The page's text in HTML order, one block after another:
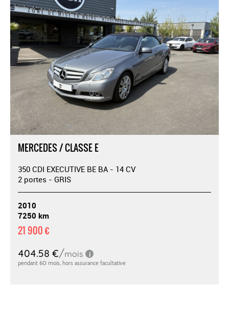
MERCEDES / CLASSE E
350 CDI EXECUTIVE BE BA - 14 CV
2 portes - GRIS
2010
7250 km
21 900 €